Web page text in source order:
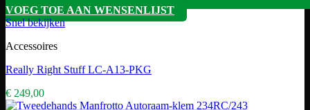
VOEG TOE AAN WENSENLIJST
Snel bekijken
Accessoires
Really Right Stuff LC-A13-PKG
€ 249,00